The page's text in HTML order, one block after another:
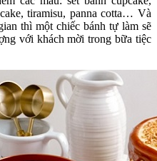
tiramisu, panna cotta… Và
thì một chiếc bánh tự làm sẽ
với khách mời trong bữa tiệc